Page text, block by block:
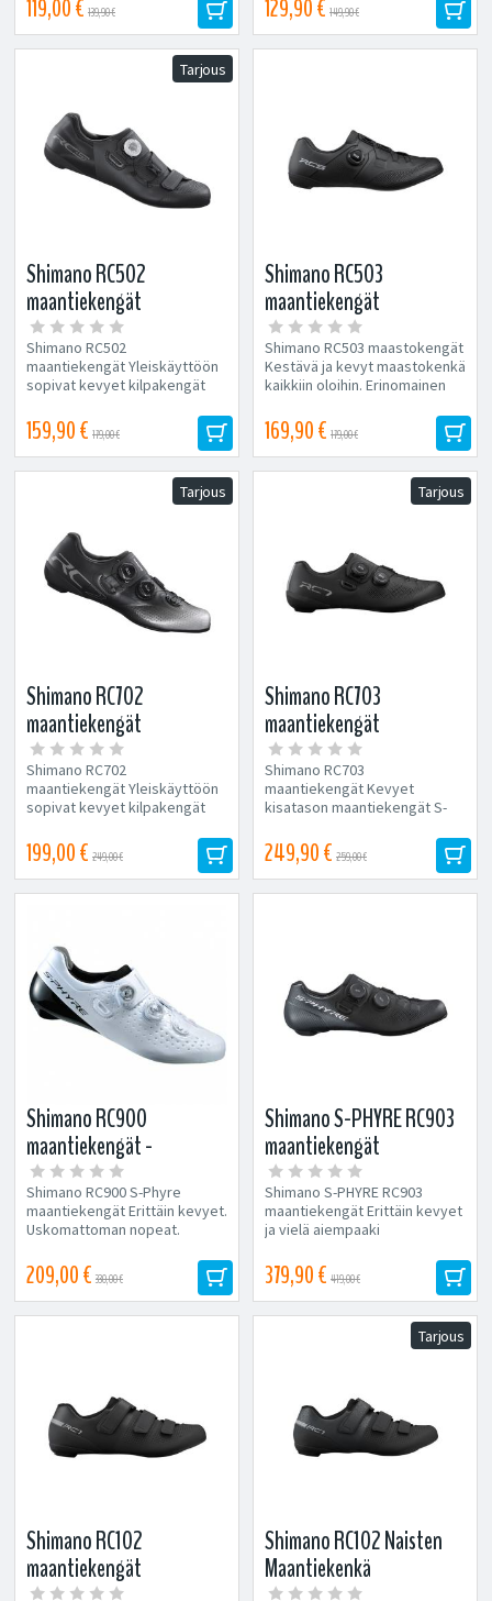
119,00 € 139,90 € 129,90 € 149,90 €
Tarjous
Shimano RC502
maantiekengät
Shimano RC502
maantiekengät Yleiskäyttöön
sopivat kevyet kilpakengät
159,90 € 179,00 €
Shimano RC503
maantiekengät
Shimano RC503 maastokengät
Kestävä ja kevyt maastokenkä
kaikkiin oloihin. Erinomainen
kiinnitysjärjestelmä,...
169,90 € 179,00 €
Tarjous
Shimano RC702
maantiekengät
Shimano RC702
maantiekengät Yleiskäyttöön
sopivat kevyet kilpakengät
199,00 € 249,00 €
Tarjous
Shimano RC703
maantiekengät
Shimano RC703
maantiekengät Kevyet
kisatason maantiekengät S-
sisäpohjan...
249,90 € 259,00 €
Shimano RC900
maantiekengät -
Valkoinen
Shimano RC900 S-Phyre
maantiekengät Erittäin kevyet.
Uskomattoman nopeat.
kilpakenkien...
209,00 € 330,00 €
Shimano S-PHYRE RC903
maantiekengät
Shimano S-PHYRE RC903
maantiekengät Erittäin kevyet
ja vielä aiempaaki
379,90 € 419,00 €
Shimano RC102
maantiekengät
Tarjous
Shimano RC102 Naisten
Maantiekenkä